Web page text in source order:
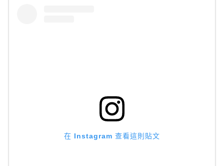
在 Instagram 查看這則貼文